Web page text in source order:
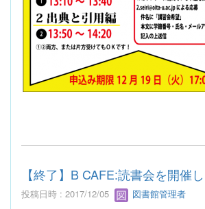
【終了】B CAFE:読書会を開催
投稿日時 : 2017/12/05 図書館管理者